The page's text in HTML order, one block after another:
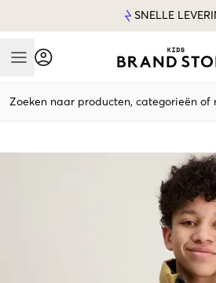
SNELLE
Mobile Menu
Zoeken naar producten, categorieën of